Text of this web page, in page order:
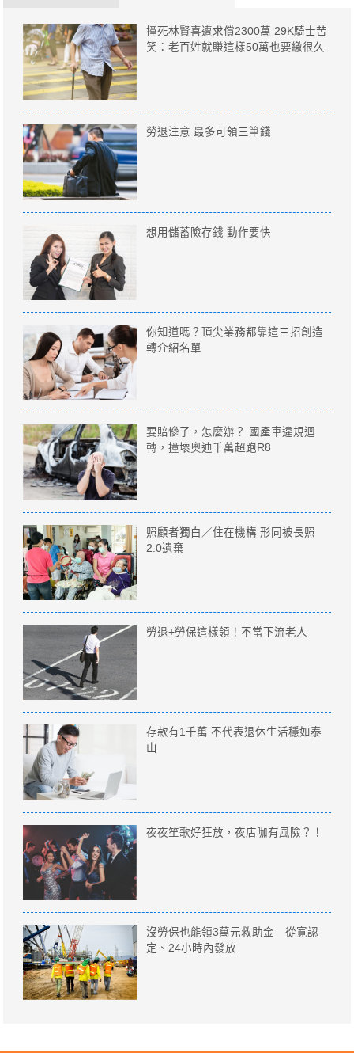
撞死林賢喜遭求償2300萬 29K騎士苦
笑：老百姓就賺這樣50萬也要繳很久
勞退注意 最多可領三筆錢
想用儲蓄險存錢 動作要快
你知道嗎？頂尖業務都靠這三招創造
轉介紹名單
要賠慘了，怎麼辦？ 國產車違規迴
轉，撞壞奧迪千萬超跑R8
照顧者獨白／住在機構 形同被長照
2.0遺棄
勞退+勞保這樣領！不當下流老人
存款有1千萬 不代表退休生活穩如泰
山
夜夜笙歌好狂放，夜店咖有風險？！
沒勞保也能領3萬元救助金 從寛認
定、24小時內發放